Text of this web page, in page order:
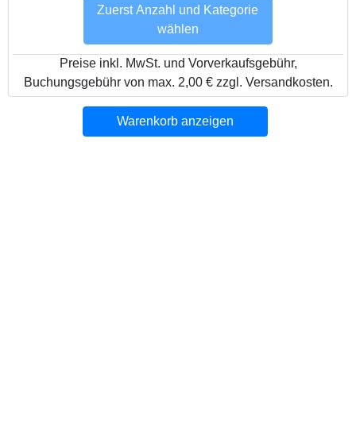
Zuerst Anzahl und Kategorie
wählen
Preise inkl. MwSt. und Vorverkaufsgebühr,
Buchungsgebühr von max. 2,00 € zzgl. Versandkosten.
Warenkorb anzeigen